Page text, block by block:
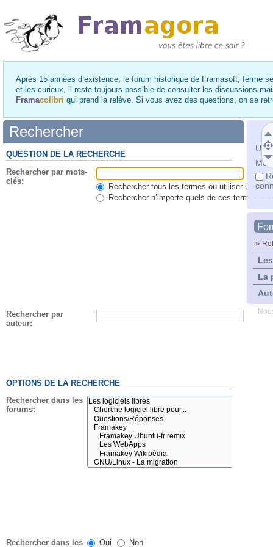
Après 15 années d’existence, le forum historique de Framasoft, ferme
et les curieux, il reste toujours possible de consulter les discussions
Framacolibri qui prend la relève. Si vous avez des questions, on se
Mot
»
La
Rechercher
QUESTION DE LA RECHERCHE
Rechercher par mots-
clés:
Rechercher tous les termes ou utiliser une
Rechercher n’importe quels de ces termes
Rechercher par
auteur:
OPTIONS DE LA RECHERCHE
Rechercher dans les
forums:
Rechercher dans les Oui Non